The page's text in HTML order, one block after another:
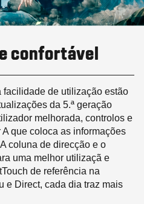
confortável
facilidade de utilização estão
da 5.ª geração
melhorada, controlos e
que coloca as informações
coluna de direcção e o
uma melhor utilizaçã e
de referência na
e Direct, cada dia traz mais